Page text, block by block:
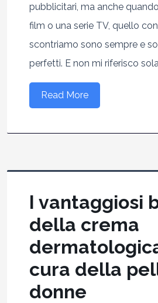
pubblicitari, ma anche
film o una serie TV, quello
scontriamo sono sempre e
perfetti. E non mi riferisco
Read More
I vantaggiosi
della crema
cura della
donne